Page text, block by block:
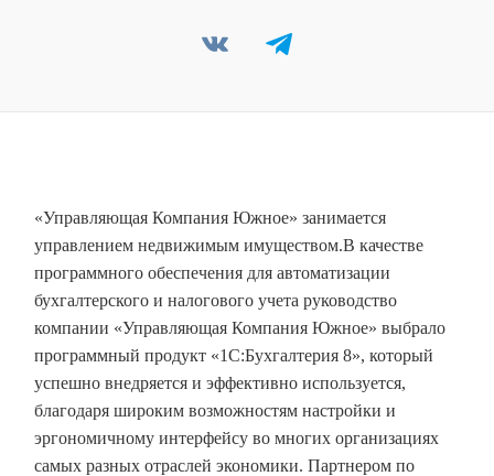
«Управляющая Компания Южное» занимается
управлением недвижимым имуществом.В качестве
программного обеспечения для автоматизации
бухгалтерского и налогового учета руководство
компании «Управляющая Компания Южное» выбрало
программный продукт «1С:Бухгалтерия 8», который
успешно внедряется и эффективно используется,
благодаря широким возможностям настройки и
эргономичному интерфейсу во многих организациях
самых разных отраслей экономики. Партнером по